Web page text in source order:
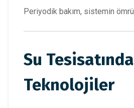
Periyodik bakım, sistemin
Su
Teknolojiler